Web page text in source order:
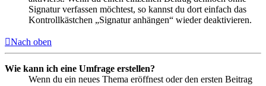
Signatur verfassen möchtest, so kannst du dort einfach das
Kontrollkästchen „Signatur anhängen“ wieder deaktivieren.
Nach oben
Wie kann ich eine Umfrage erstellen?
Wenn du ein neues Thema eröffnest oder den ersten Beitrag